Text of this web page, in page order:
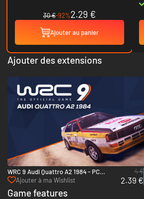
30 €-92%2.29 €
Ajouter au panier
Ajouter des extensions
WRC 9 Audi Quattro A2 1984 - PC
(Steam)
Ajouter à ma Wishlist
4 €
2.39 €
Game features